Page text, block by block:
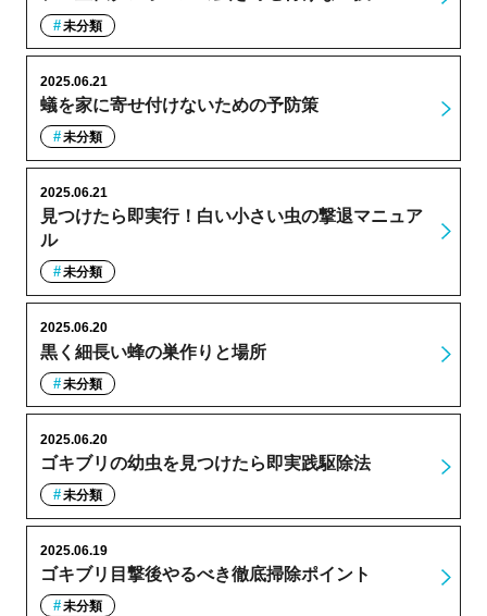
未分類
蟻を家に寄せ付けないための予防策
2025.06.21
未分類
見つけたら即実行！白い小さい虫の撃退マニュア
ル
2025.06.21
未分類
黒く細長い蜂の巣作りと場所
2025.06.20
未分類
ゴキブリの幼虫を見つけたら即実践駆除法
2025.06.20
未分類
ゴキブリ目撃後やるべき徹底掃除ポイント
2025.06.19
未分類